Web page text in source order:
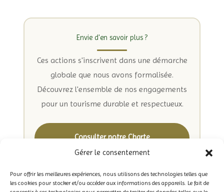
Gérer le consentement
Pour offrir les meilleures expériences, nous utilisons des technologies telles que
les cookies pour stocker et/ou accéder aux informations des appareils. Le fait de
Envie d'en savoir plus ?
Ces actions s'inscrivent dans une démarche
globale que nous avons formalisée.
Découvrez l'ensemble de nos engagements
pour un tourisme durable et respectueux.
Consulter notre Charte
Environnementale